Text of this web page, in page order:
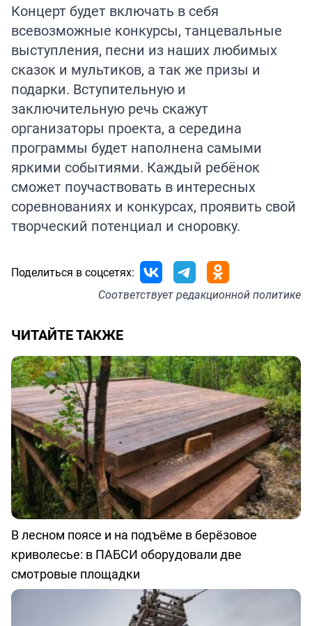
Концерт будет включать в себя
всевозможные конкурсы, танцевальные
выступления, песни из наших любимых
сказок и мультиков, а так же призы и
подарки. Вступительную и
заключительную речь скажут
организаторы проекта, а середина
программы будет наполнена самыми
яркими событиями. Каждый ребёнок
сможет поучаствовать в интересных
соревнованиях и конкурсах, проявить свой
творческий потенциал и сноровку.
Поделиться в соцсетях:
Соответствуетредакционной политике
ЧИТАЙТЕ ТАКЖЕ
В лесном поясе и на подъёме в берёзовое
криволесье: в ПАБСИ оборудовали две
смотровые площадки